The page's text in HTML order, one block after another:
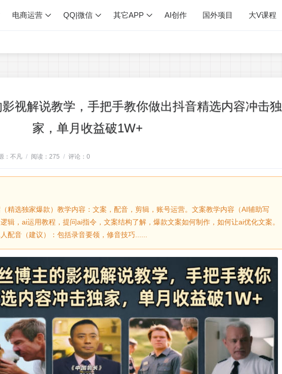
电商运营 QQ|微信 其它APP AI创作 国外项目 大V课程
视解说教学，手把手教你做出抖音精选内容冲击独
家，单月收益破1W+
：不凡 / 阅读： 275 / 评论： 0
精选独家爆款）教学内容：文案，配音，剪辑，账号运营。文案教学内容（AI辅助写
辑，ai运用教程，提问ai指令，文案结构了解，爆款文案如何制作，如何让ai优化文案。
配音（建议）：包括录音要领，修音技巧......